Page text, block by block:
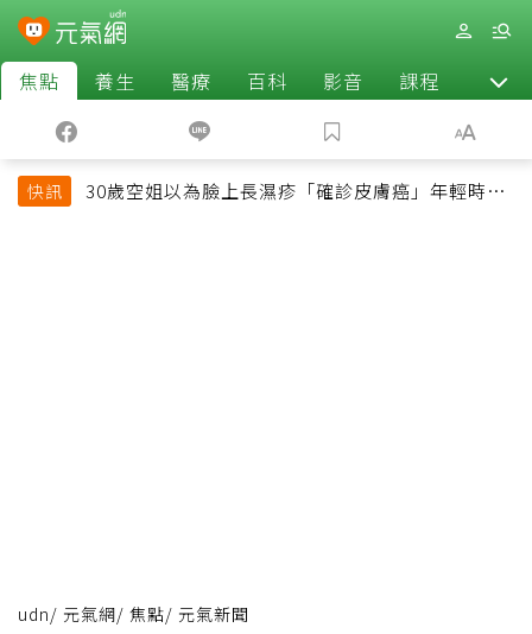
焦點 養生 醫療 百科 影音 課程 退休
快訊
30歲空姐以為臉上長濕疹「確診皮膚癌」年輕時一
udn/ 元氣網/ 焦點/ 元氣新聞